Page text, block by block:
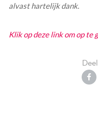
alvast hartelijk dank.
Klik op deze link om op te